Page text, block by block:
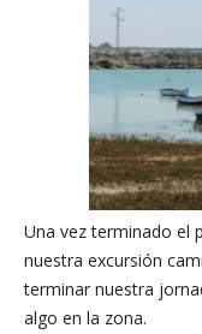
Una vez terminado el
nuestra excursión
terminar nuestra
algo en la zona.